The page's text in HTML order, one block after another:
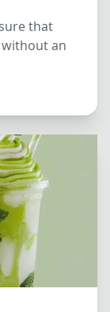
that
an